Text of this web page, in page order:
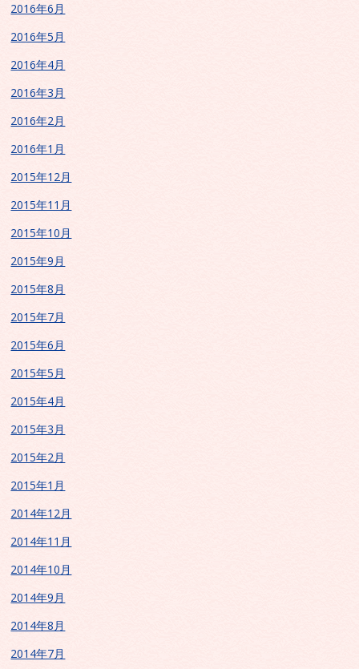
2016年6月
2016年5月
2016年4月
2016年3月
2016年2月
2016年1月
2015年12月
2015年11月
2015年10月
2015年9月
2015年8月
2015年7月
2015年6月
2015年5月
2015年4月
2015年3月
2015年2月
2015年1月
2014年12月
2014年11月
2014年10月
2014年9月
2014年8月
2014年7月